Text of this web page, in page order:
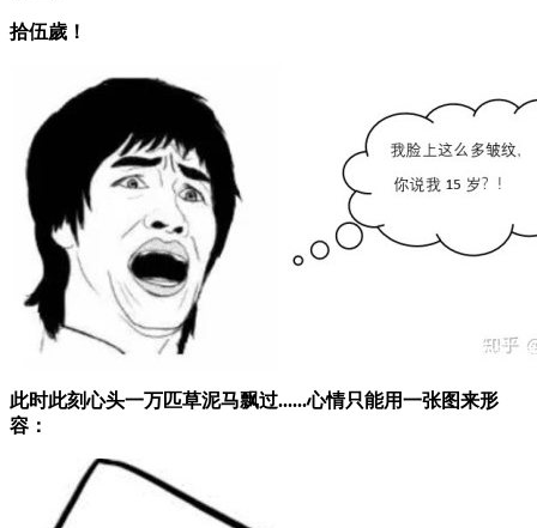
拾伍歲！
此时此刻心头一万匹草泥马飘过......心情只能用一张图来形
容：